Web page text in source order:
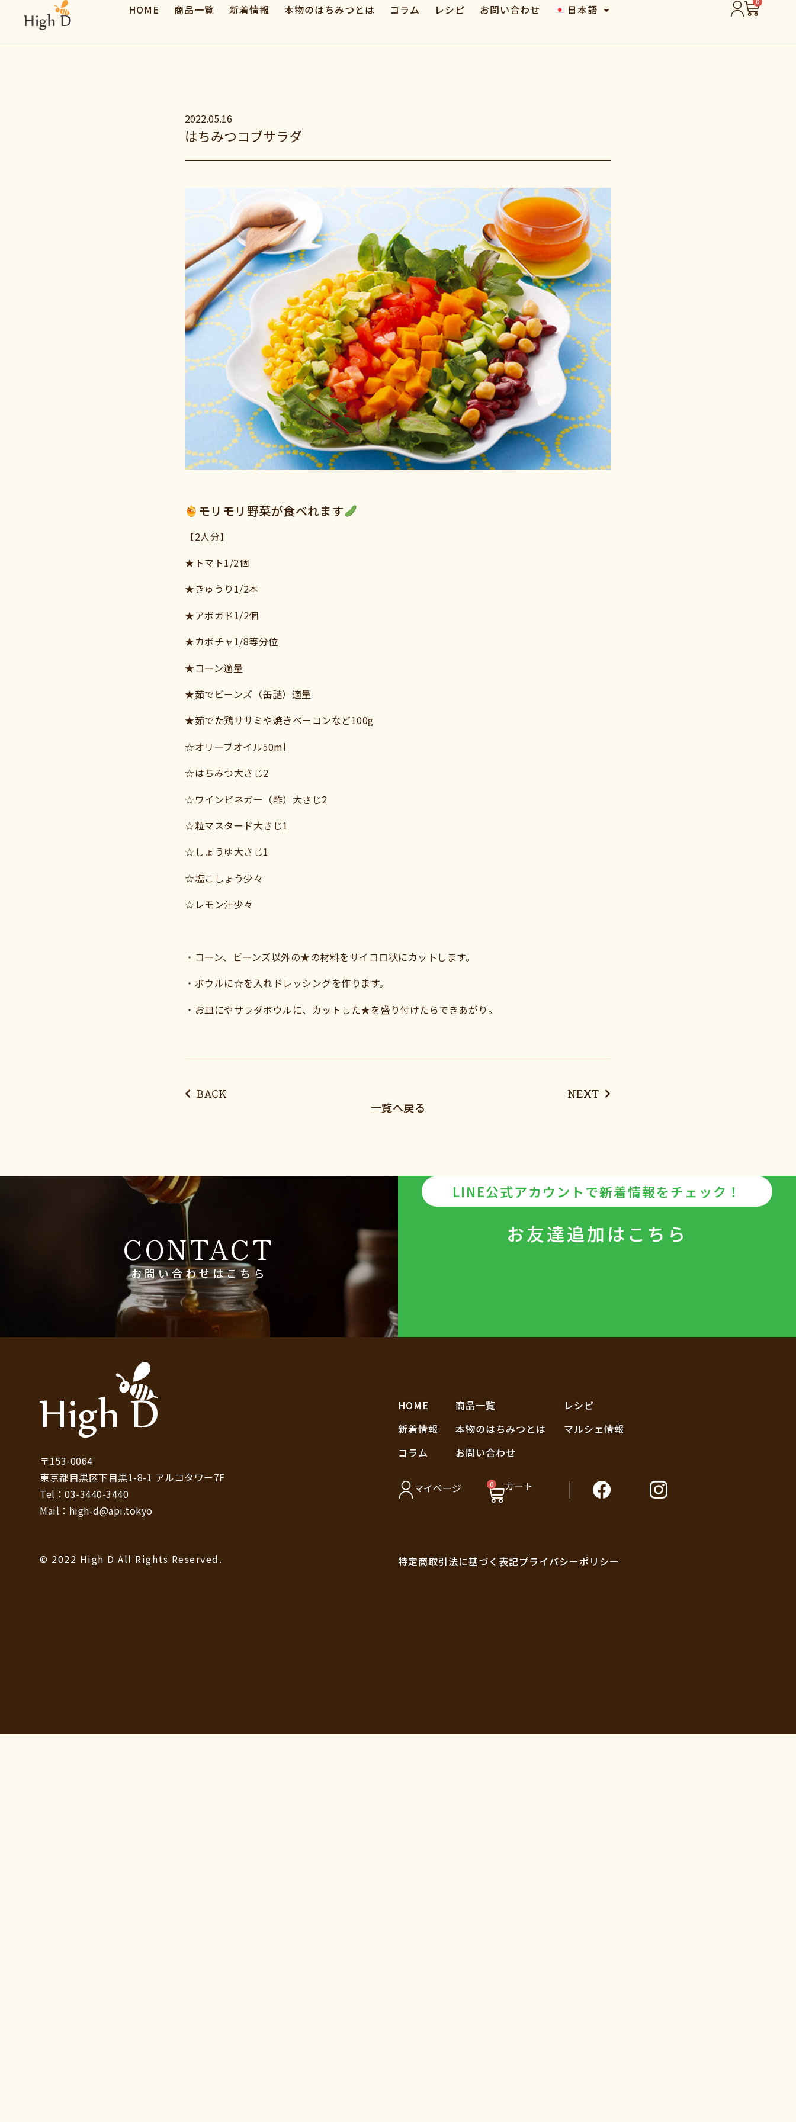
HOME 商品一覧 新着情報 本物のはちみつとは コラム レシピ お問い合わせ 日本語
2022.05.16
はちみつコブサラダ
モリモリ野菜が食べれます
【2人分】
★トマト1/2個
★きゅうり1/2本
★アボガド1/2個
★カボチャ1/8等分位
★コーン適量
★茹でビーンズ（缶詰）適量
★茹でた鶏ササミや焼きベーコンなど100g
☆オリーブオイル50ml
☆はちみつ大さじ2
☆ワインビネガー（酢）大さじ2
☆粒マスタード大さじ1
☆しょうゆ大さじ1
☆塩こしょう少々
☆レモン汁少々
・コーン、ビーンズ以外の★の材料をサイコロ状にカットします。
・ボウルに☆を入れドレッシングを作ります。
・お皿にやサラダボウルに、カットした★を盛り付けたらできあがり。
BACK NEXT
一覧へ戻る
CONTACT
お問い合わせはこちら
LINE公式アカウントで新着情報をチェック！
お友達追加は こちら
〒153-0064
東京都目黒区下目黒1-8-1 アルコタワー7F
Tel：03-3440-3440
Mail：high-d@api.tokyo
HOME
新着情報
コラム
商品一覧
本物のはちみつとは
お問い合わせ
レシピ
マルシェ情報
マイページ 0 カート
© 2022 High D All Rights Reserved. 特定商取引法に基づく表記プライバシーポリシー